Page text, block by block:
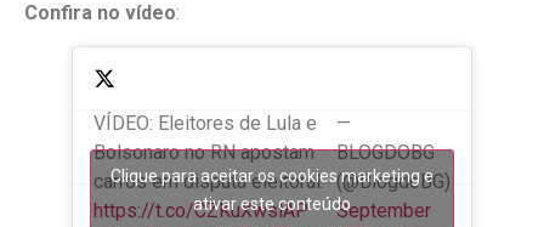
Confira no vídeo:
VÍDEO: Eleitores de Lula e
Bolsonaro no RN apostam
carros em disputa eleitoral.
https://t.co/CZKuXwslAP
—
BLOGDOBG
(@BlogdoBG)
September
Clique para aceitar os cookies marketing e
ativar este conteúdo